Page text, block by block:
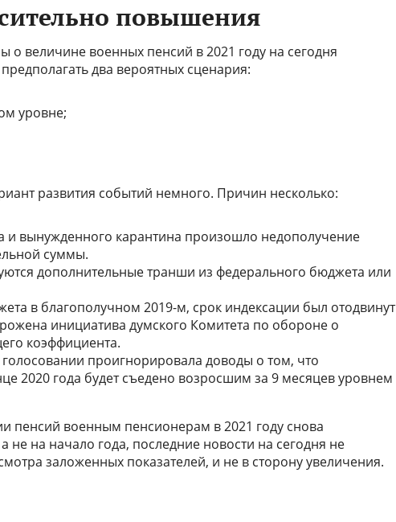
повышения
о величине военных пенсий в 2021 году на сегодня
два вероятных сценария:
уровне;
развития событий немного. Причин несколько:
и вынужденного карантина произошло недополучение
суммы.
дополнительные транши из федерального бюджета или
в благополучном 2019-м, срок индексации был отодвинут
инициатива думского Комитета по обороне о
коэффициента.
проигнорировала доводы о том, что
2020 года будет съедено возросшим за 9 месяцев уровнем
пенсий военным пенсионерам в 2021 году снова
не на начало года, последние новости на сегодня не
заложенных показателей, и не в сторону увеличения.